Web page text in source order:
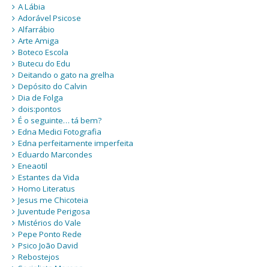
A Lábia
Adorável Psicose
Alfarrábio
Arte Amiga
Boteco Escola
Butecu do Edu
Deitando o gato na grelha
Depósito do Calvin
Dia de Folga
dois:pontos
É o seguinte… tá bem?
Edna Medici Fotografia
Edna perfeitamente imperfeita
Eduardo Marcondes
Eneaotil
Estantes da Vida
Homo Literatus
Jesus me Chicoteia
Juventude Perigosa
Mistérios do Vale
Pepe Ponto Rede
Psico João David
Rebostejos